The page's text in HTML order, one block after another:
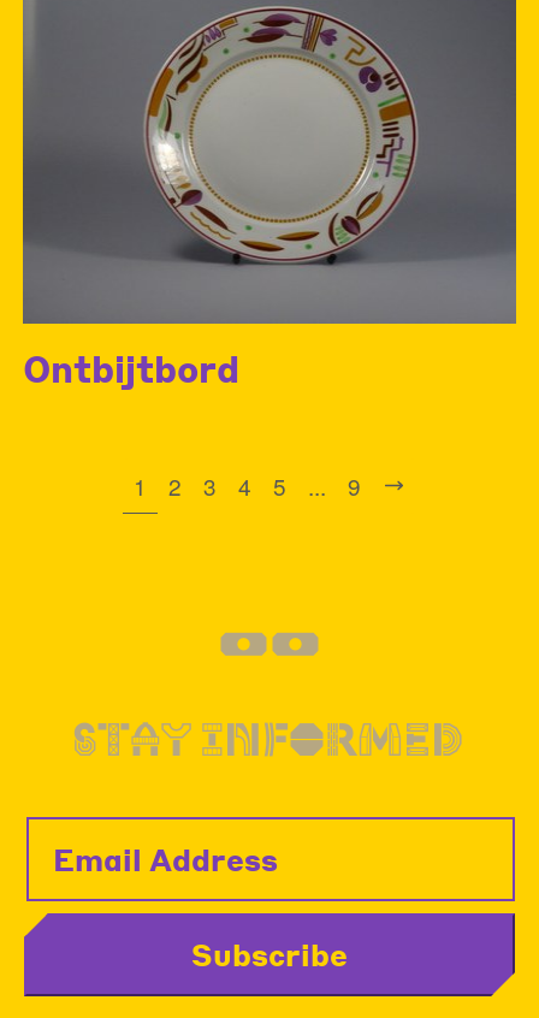
Ontbijtbord
1 2 3 4 5 ... 9
--
STAY INFORMED
Subscribe